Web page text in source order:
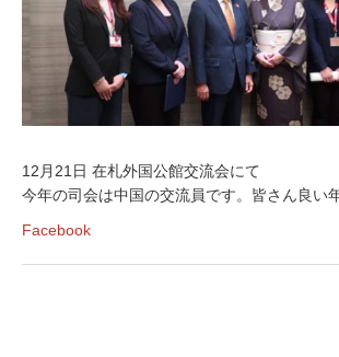
12月21日 在札外国公館交流会にて
今年の司会は中国の交流員です。皆さん良い
Facebook